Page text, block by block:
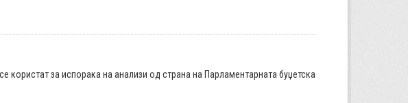
користат за испорака на анализи од страна на Парламентарната буџетска